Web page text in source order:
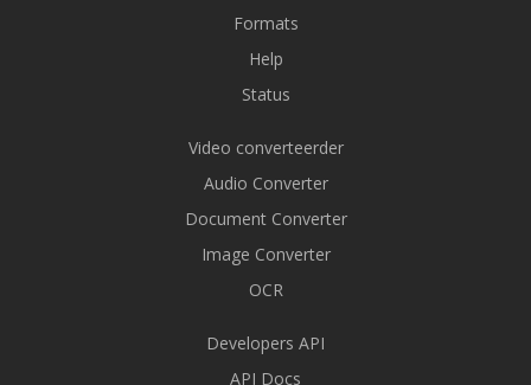
Formats
Help
Status
Video converteerder
Audio Converter
Document Converter
Image Converter
OCR
Developers API
API Docs